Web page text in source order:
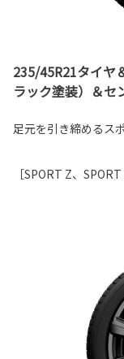
235/45R21タイ
ラック塗装）＆セ
足元を引き締めるス
［SPORT Z、